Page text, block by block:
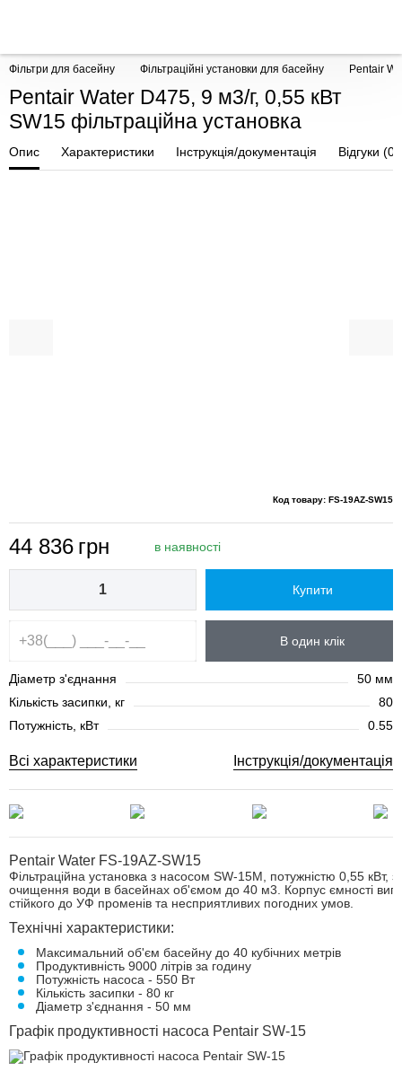
Фільтри для басейну Фільтраційні установки для басейну Pentair
Pentair Water D475, 9 м3/г, 0,55 кВт
SW15 фільтраційна установка
Опис Характеристики Інструкція/документація Відгуки (0)
Код товару: FS-19AZ-SW15
44 836 грн в наявності
Купити
В один клік
Діаметр з'єднання
50 мм
Кількість засипки, кг
80
Потужність, кВт
0.55
Всі характеристики Інструкція/документація
Pentair Water FS-19AZ-SW15
Фільтраційна установка з насосом SW-15M, потужністю 0,55 кВт,
очищення води в басейнах об'ємом до 40 м3. Корпус ємності
стійкого до УФ променів та несприятливих погодних умов.
Технічні характеристики:
Максимальний об'єм басейну до 40 кубічних метрів
Продуктивність 9000 літрів за годину
Потужність насоса - 550 Вт
Кількість засипки - 80 кг
Діаметр з'єднання - 50 мм
Графік продуктивності насоса Pentair SW-15